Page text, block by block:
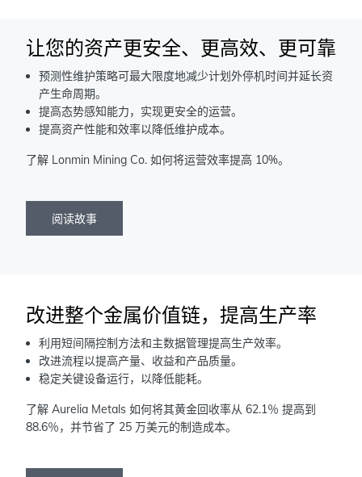
让您的资产更安全、更高效、更可靠
预测性维护策略可最大限度地减少计划外停机时间并延长资
产生命周期。
提高态势感知能力，实现更安全的运营。
提高资产性能和效率以降低维护成本。
了解 Lonmin Mining Co. 如何将运营效率提高 10%。
阅读故事
改进整个金属价值链，提高生产率
利用短间隔控制方法和主数据管理提高生产效率。
改进流程以提高产量、收益和产品质量。
稳定关键设备运行，以降低能耗。
了解 Aurelia Metals 如何将其黄金回收率从 62.1％ 提高到
88.6％，并节省了 25 万美元的制造成本。